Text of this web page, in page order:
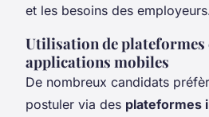
et les besoins des
Utilisation de plateformes
applications mobiles
De nombreux candidats
postuler via des plateformes